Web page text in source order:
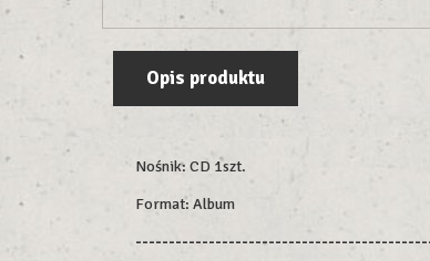
Opis produktu
Nośnik: CD 1szt.
Format: Album